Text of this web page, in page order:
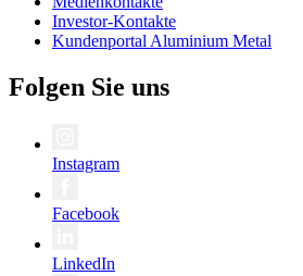
Investor-Kontakte
Kundenportal Aluminium Metal
Folgen Sie uns
Instagram
Facebook
LinkedIn